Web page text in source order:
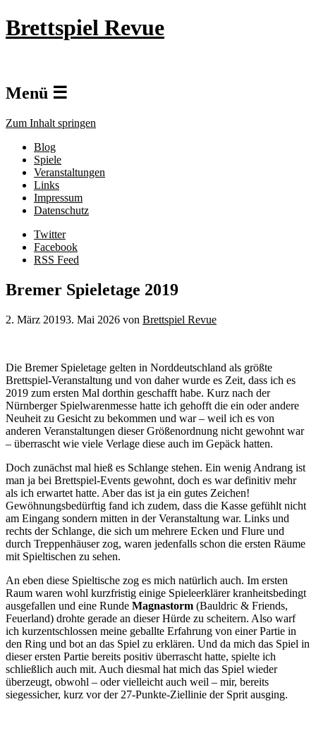
Brettspiel Revue
Menü ☰
Zum Inhalt springen
Blog
Spiele
Veranstaltungen
Links
Impressum
Datenschutz
Twitter
Facebook
RSS Feed
Bremer Spieletage 2019
2. März 20193. Mai 2026 von Brettspiel Revue
Die Bremer Spieletage gelten in Norddeutschland als größte
Brettspiel-Veranstaltung und von daher wurde es Zeit, dass ich es
2019 zum ersten Mal dorthin geschafft habe. Kurz nach der
Nürnberger Spielwarenmesse hatte ich gehofft die ein oder andere
Neuheit zu Gesicht zu bekommen und war – weil ich es von
anderen Veranstaltungen dieser Größenordnung nicht gewohnt war
– überrascht wie viele Verlage diese auch im Gepäck hatten.
Doch zunächst mal hieß es Schlange stehen. Ein wenig Andrang ist
man ja bei Brettspiel-Events gewohnt, doch es war definitiv mehr
als ich erwartet hatte. Aber das ist ja ein gutes Zeichen!
Gewöhnungsbedürftig fand ich zudem, dass die Kasse gefühlt nicht
am Eingang sondern mitten in der Veranstaltung war. Links und
rechts der Schlange, die sich um mehrere Ecken und Flure und
durch Treppenhäuser zog, waren jedenfalls schon die ersten Räume
mit Spieltischen zu sehen.
An eben diese Spieltische zog es mich natürlich auch. Im ersten
Raum waren wohl kurzfristig einige Spieleerklärer kranheitsbedingt
ausgefallen und eine Runde Magnastorm (Bauldric & Friends,
Feuerland) drohte gerade an dieser Hürde zu scheitern. Also warf
ich kurzentschlossen meine geballte Erfahrung von einer Partie in
den Ring und bot an das Spiel zu erklären. Und da mich das Spiel in
dieser ersten Partie bereits positiv überrascht hatte, spielte ich
schließlich auch mit. Auch diesmal hat mich das Spiel wieder
überzeugt, obwohl – oder vielleicht auch weil – mir, bereits
siegessicher, kurz vor der 27-Punkte-Ziellinie der Sprit ausging.